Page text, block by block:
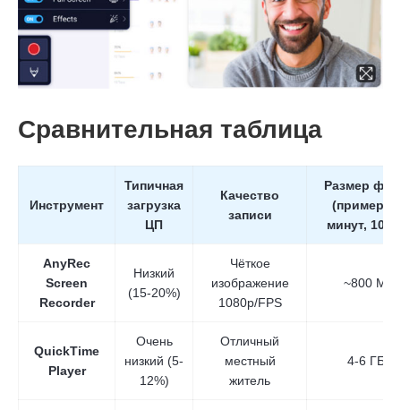
Сравнительная таблица
Инструмент
Типичная
загрузка
ЦП
Качество
записи
Размер
(пример:
минут,
AnyRec
Screen
Recorder
Низкий
(15-20%)
Чёткое
изображение
1080p/FPS
~800 МБ
QuickTime
Player
Очень
низкий (5-
12%)
Отличный
местный
житель
4-6 ГБ+